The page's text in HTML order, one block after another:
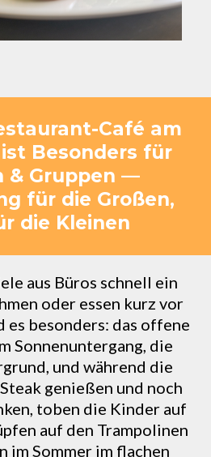
Café am
Besonders für
& Gruppen —
für die Großen,
die Kleinen
aus Büros schnell ein
oder essen kurz vor
besonders: das offene
Sonnenuntergang, die
und während die
genießen und noch
toben die Kinder auf
auf den Trampolinen
im Sommer im flachen